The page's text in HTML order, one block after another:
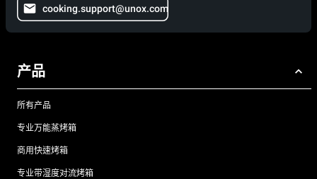
cooking.support@unox.com
产品
所有产品
专业万能蒸烤箱
商用快速烤箱
专业带湿度对流烤箱